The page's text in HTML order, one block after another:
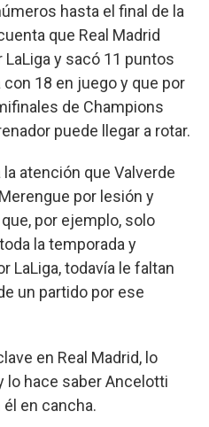
hasta el final de la
que Real Madrid
y sacó 11 puntos
18 en juego y que por
de Champions
puede llegar a rotar.
atención que Valverde
por lesión y
por ejemplo, solo
la temporada y
LaLiga, todavía le faltan
un partido por ese
en Real Madrid, lo
lo hace saber Ancelotti
en cancha.